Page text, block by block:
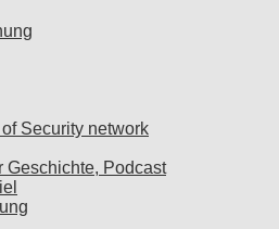
Security network
Geschichte, Podcast